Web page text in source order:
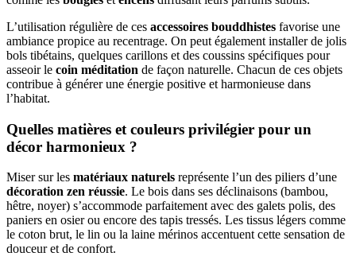
L’utilisation régulière de ces accessoires bouddhistes favorise une
ambiance propice au recentrage. On peut également installer de jolis
bols tibétains, quelques carillons et des coussins spécifiques pour
asseoir le coin méditation de façon naturelle. Chacun de ces objets
contribue à générer une énergie positive et harmonieuse dans
l’habitat.
Quelles matières et couleurs privilégier pour un
décor harmonieux ?
Miser sur les matériaux naturels représente l’un des piliers d’une
décoration zen réussie. Le bois dans ses déclinaisons (bambou,
hêtre, noyer) s’accommode parfaitement avec des galets polis, des
paniers en osier ou encore des tapis tressés. Les tissus légers comme
le coton brut, le lin ou la laine mérinos accentuent cette sensation de
douceur et de confort.